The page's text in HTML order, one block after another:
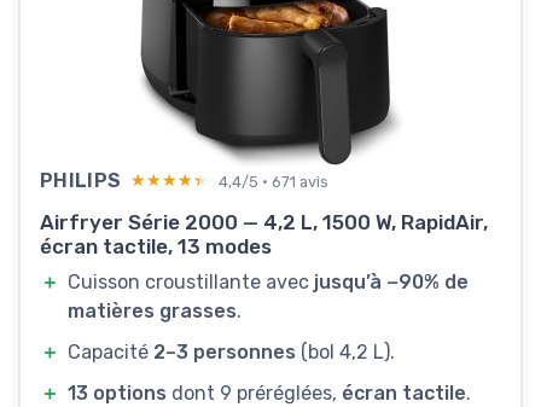
PHILIPS ★★★★★
★★★★★ 4,4/5 · 671 avis
Airfryer Série 2000 — 4,2 L, 1500 W, RapidAir,
écran tactile, 13 modes
＋ Cuisson croustillante avec jusqu’à −90% de
matières grasses.
＋ Capacité 2–3 personnes (bol 4,2 L).
＋ 13 options dont 9 préréglées, écran tactile.